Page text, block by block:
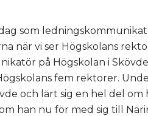
som
när vi ser Högskolans
på Högskolan i
fem rektorer.
och lärt sig en hel del om
han nu för med sig till